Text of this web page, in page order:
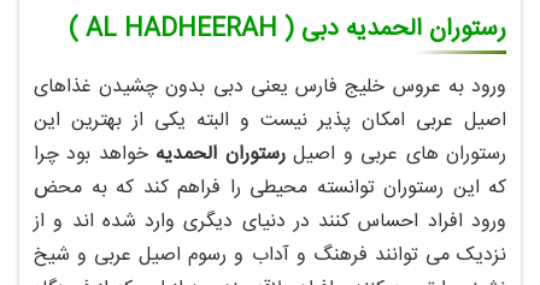
رستوران الحمدیه دبی ( AL HADHEERAH )
ورود به عروس خلیج فارس یعنی دبی بدون چشیدن غذاهای
اصیل عربی امکان پذیر نیست و البته یکی از بهترین این
رستوران های عربی و اصیلرستوران الحمدیه خواهد بود چرا
که این رستوران توانسته محیطی را فراهم کند که به محض
ورود افراد احساس کنند در دنیای دیگری وارد شده اند و از
نزدیک می توانند فرهنگ و آداب و رسوم اصیل عربی و شیخ